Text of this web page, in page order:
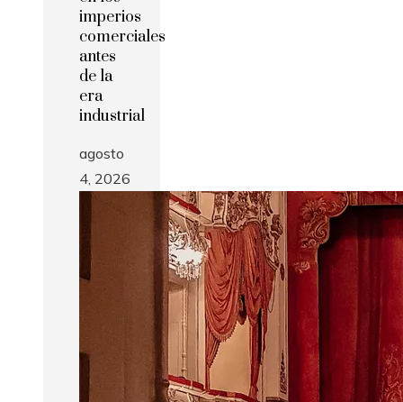
imperios
comerciales
antes
de la
era
industrial
agosto
4, 2026